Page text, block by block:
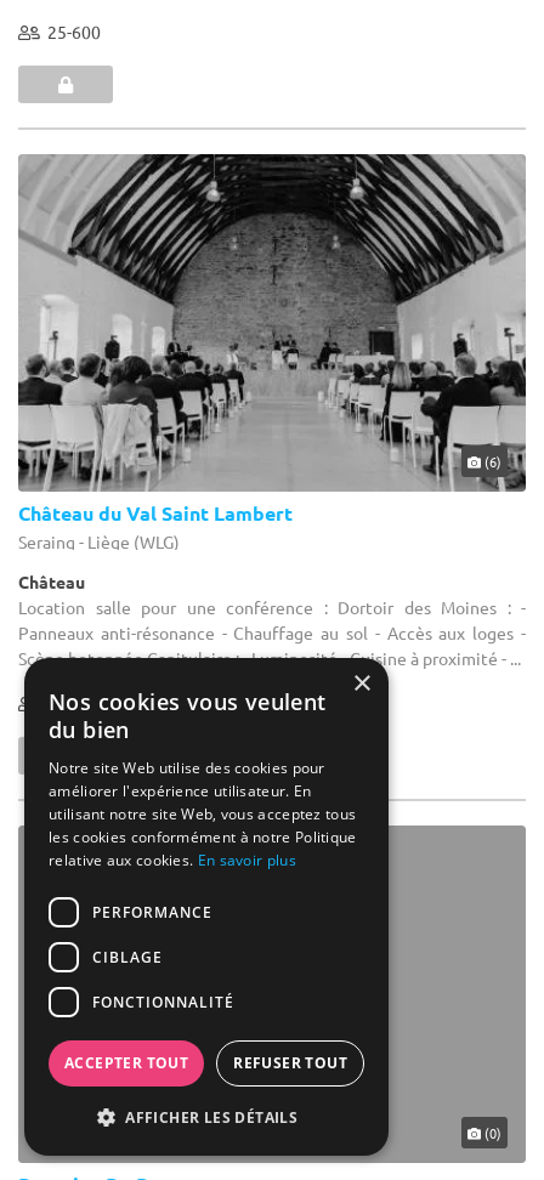
25-600
(6)
Château du Val Saint Lambert
Seraing - Liège (WLG)
Château
Location salle pour une conférence : Dortoir des Moines : -
Panneaux anti-résonance - Chauffage au sol - Accès aux loges -
Scène betonnée Capitulaire : - Luminosité - Cuisine à proximité - ...
10-600
(0)
×
Nos cookies vous veulent
du bien
Notre site Web utilise des cookies pour
améliorer l'expérience utilisateur. En
utilisant notre site Web, vous acceptez tous
les cookies conformément à notre Politique
relative aux cookies. En savoir plus
PERFORMANCE
CIBLAGE
FONCTIONNALITÉ
ACCEPTER TOUT REFUSER TOUT
AFFICHER LES DÉTAILS